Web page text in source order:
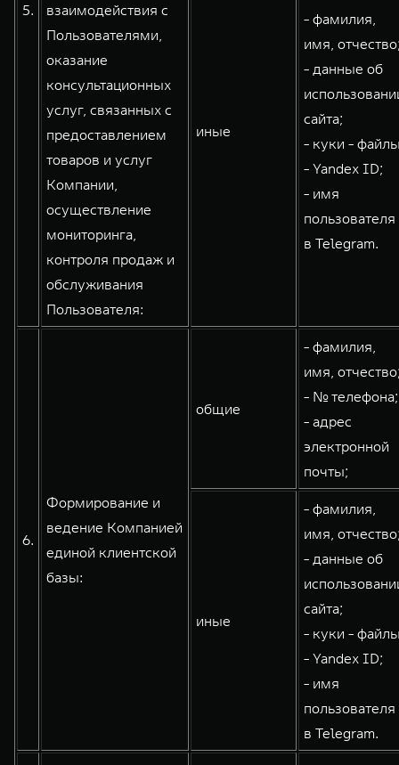
5.
взаимодействия с
Пользователями,
оказание
консультационных
услуг, связанных с
предоставлением
товаров и услуг
Компании,
осуществление
мониторинга,
контроля продаж и
обслуживания
Пользователя:
иные
- фамилия,
имя,
- данные об
сайта;
- куки -
- Yandex ID;
- имя
пользователя
в Telegram.
6.
Формирование и
ведение Компанией
единой клиентской
базы:
общие
- фамилия,
имя,
- № телефона;
- адрес
электронной
почты;
иные
- фамилия,
имя,
- данные об
сайта;
- куки -
- Yandex ID;
- имя
пользователя
в Telegram.